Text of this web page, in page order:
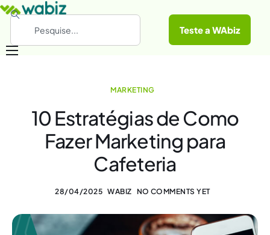
Materiais Gratuitos
Teste a WAbiz
MARKETING
10 Estratégias de Como
Fazer Marketing para
Cafeteria
28/04/2025 WABIZ NO COMMENTS YET